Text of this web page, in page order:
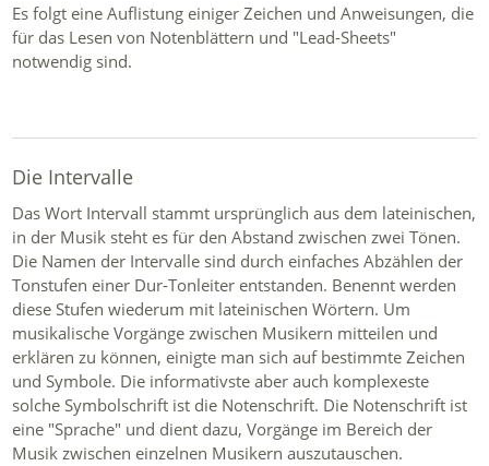
Es folgt eine Auflistung einiger Zeichen und Anweisungen, die
für das Lesen von Notenblättern und "Lead-Sheets"
notwendig sind.
Die Intervalle
Das Wort Intervall stammt ursprünglich aus dem lateinischen,
in der Musik steht es für den Abstand zwischen zwei Tönen.
Die Namen der Intervalle sind durch einfaches Abzählen der
Tonstufen einer Dur-Tonleiter entstanden. Benennt werden
diese Stufen wiederum mit lateinischen Wörtern. Um
musikalische Vorgänge zwischen Musikern mitteilen und
erklären zu können, einigte man sich auf bestimmte Zeichen
und Symbole. Die informativste aber auch komplexeste
solche Symbolschrift ist die Notenschrift. Die Notenschrift ist
eine "Sprache" und dient dazu, Vorgänge im Bereich der
Musik zwischen einzelnen Musikern auszutauschen.